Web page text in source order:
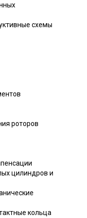
схемы
роторов
цилиндров и
кольца